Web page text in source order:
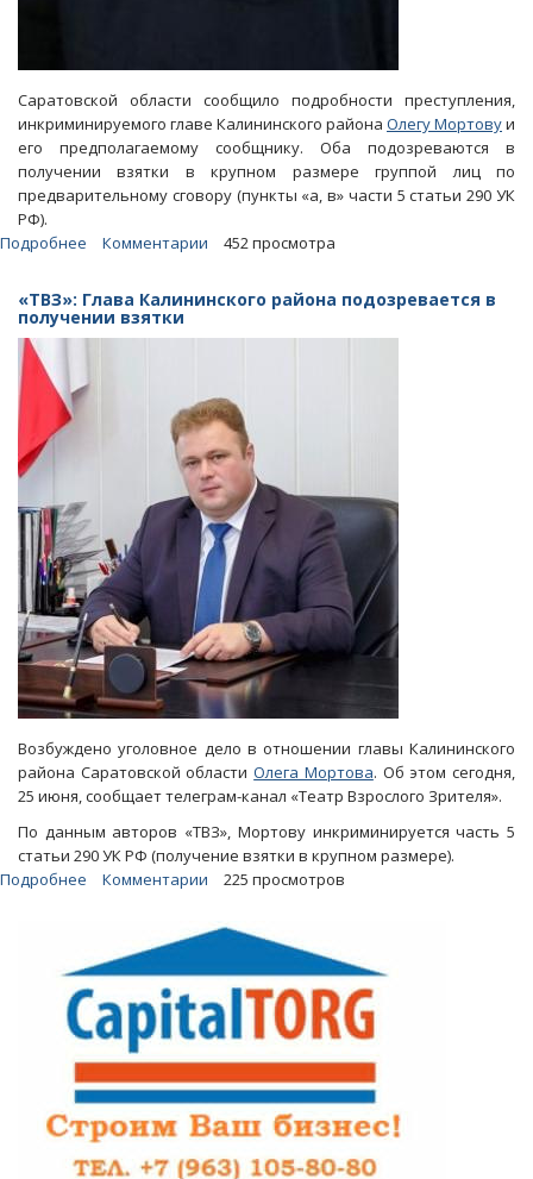
Саратовской области сообщило подробности преступления,
инкриминируемого главе Калининского района Олегу Мортовуи
его предполагаемому сообщнику. Оба подозреваются в
получении взятки в крупном размере группой лиц по
предварительному сговору (пункты «а, в» части 5 статьи 290 УК
РФ).
Подробнее
Мортова.
За
взятку
обещали
недвижимость
Комментарии 452 просмотра
«ТВЗ»: Глава Калининского района подозревается в
получении взятки
Возбуждено уголовное дело в отношении главы Калининского
района Саратовской областиОлега Мортова. Об этом сегодня,
25 июня, сообщает телеграм-канал «Театр Взрослого Зрителя».
По данным авторов «ТВЗ», Мортову инкриминируется часть 5
статьи 290 УК РФ (получение взятки в крупном размере).
Подробнее
Калининского
района
подозревается
в
получении
взятки
Комментарии 225 просмотров